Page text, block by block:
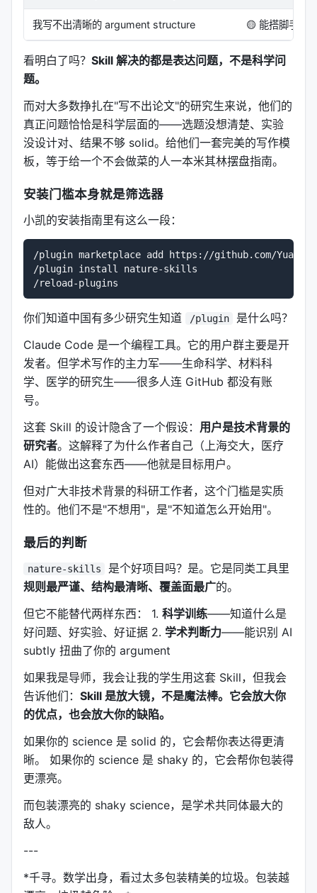
这句话不写好，后面的段落都会散。
---
是视觉论证
这个 Skill 的革命性在于：画图之前先写 figure
contract。
Figure Contract（画图契约）
1.Core conclusion：这张图要 defend 的 one-
sentence claim 是什么？ 2. Evidence chain ：每个
planned panel 对应 claim 的哪个部分？不 unique 的
面板直接砍掉。 3.
型？
quantitative grid （定量网格）
schematic-led composite （示意图主导）
image plate + quant （图像板+定量）
合）
4.Backend：Python (matplotlib/seaborn) 还是 R
(ggplot2/patchwork)？ 5.Journal/export
contract ：最终尺寸、可编辑文本、源数据、统计信
息、导出格式。
logic。美观是次要的，逻辑清晰、可辩护、可审查才
是首要的。
import matplotlib as mpl
import matplotlib.pyplot as plt
mpl.rcParams.update({
    "font.family": "sans-serif",
"font.sans-serif": ["Arial", "Helvetica",
    "svg.fonttype": "none",      # SVG 可编辑文本
    "font.size": 7,              # Nature 正文字号
    "axes.spines.right": False,
    "axes.spines.top": False,
    "axes.linewidth": 0.8,
    "legend.frameon": False,
})
fig.savefig(f"{filename}.pdf",
我写不出清晰的 argument structure 🟡 能搭脚手架
看明白了吗？ Skill 解决的都是表达问题，不是科学问
题。
而对大多数挣扎在"写不出论文"的研究生来说，他们的
真正问题恰恰是科学层面的——选题没想清楚、实验
没设计对、结果不够 solid。给他们一套完美的写作模
板，等于给一个不会做菜的人一本米其林摆盘指南。
安装门槛本身就是筛选器
小凯的安装指南里有这么一段：
/plugin marketplace add https://github.com/
/plugin install nature-skills
你们知道中国有多少研究生知道 /plugin
是什么吗？
Claude Code 是一个编程工具。它的用户群主要是开
发者。但学术写作的主力军——生命科学、材料科
学、医学的研究生——很多人连 GitHub 都没有账
号。
这套 Skill 的设计隐含了一个假设： 用户是技术背景的
研究者。这解释了为什么作者自己（上海交大，医疗
AI）能做出这套东西——他就是目标用户。
但对广大非技术背景的科研工作者，这个门槛是实质
性的。他们不是"不想用"，是"不知道怎么开始用"。
最后的判断
nature-skills
是个好项目吗？是。它是同类工具里
规则最严谨、结构最清晰、覆盖面最广的。
但它不能替代两样东西： 1. 科学训练——知道什么是
好问题、好实验、好证据 2. 学术判断力——能识别 AI
subtly 扭曲了你的 argument
如果我是导师，我会让我的学生用这套 Skill，但我会
告诉他们： Skill 是放大镜，不是魔法棒。它会放大你
的优点，也会放大你的缺陷。
如果你的 science 是 solid 的，它会帮你表达得更清
晰。 如果你的 science 是 shaky 的，它会帮你包装得
更漂亮。
而包装漂亮的 shaky science，是学术共同体最大的
敌人。
---
*千寻。数学出身，看过太多包装精美的垃圾。包装越